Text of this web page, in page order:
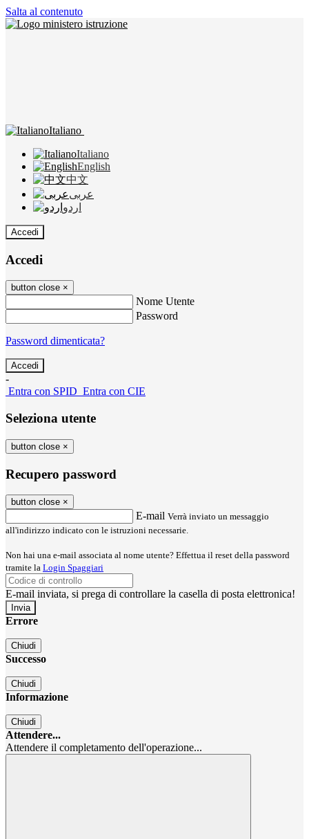
Salta al contenuto
Italiano
Italiano
English
中文
عربى
اردو
Accedi
Accedi
button close ×
Nome Utente
Password
Password dimenticata?
-
Entra con SPID Entra con CIE
Seleziona utente
button close ×
Recupero password
button close ×
E-mail Verrà inviato un messaggio
all'indirizzo indicato con le istruzioni necessarie.
Non hai una e-mail associata al nome utente? Effettua il reset della password
tramite la Login Spaggiari
E-mail inviata, si prega di controllare la casella di posta elettronica!
Errore
Chiudi
Successo
Chiudi
Informazione
Chiudi
Attendere...
Attendere il completamento dell'operazione...